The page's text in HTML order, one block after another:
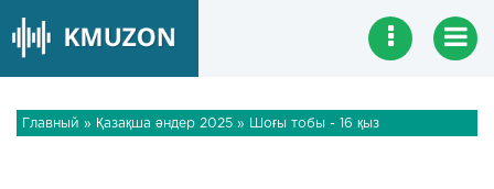
Главный » Қазақша әндер 2025 » Шоғы тобы - 16 қыз